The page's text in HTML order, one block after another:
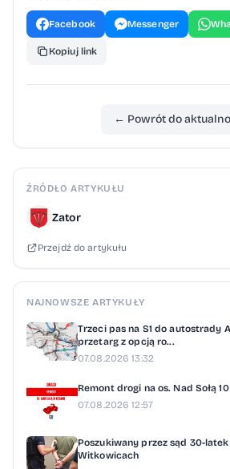
Facebook Messenger
Kopiuj link
← Powrót do
ŹRÓDŁO ARTYKUŁU
Zator
Przejdź do artykułu
NAJNOWSZE ARTYKUŁY
Trzeci pas na S1 do autostrady
przetarg z opcją ro...
07.08.2026 13:32
Remont drogi na os. Nad Sołą
07.08.2026 12:57
Poszukiwany przez sąd 30-
Witkowicach